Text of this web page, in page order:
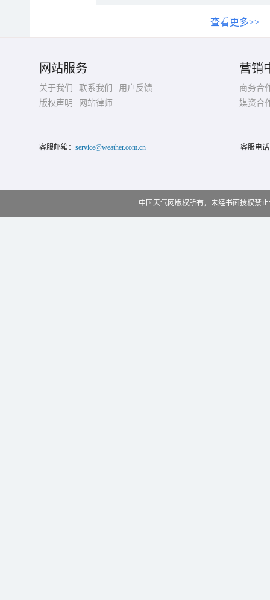
查看更多>>
网站服务
关于我们 联系我们
用户反馈
版权声明
网站律师
营销
商务合
媒资合
客服邮箱： service@weather.com.cn 客服电
中国天气网版权所有，未经书面授权